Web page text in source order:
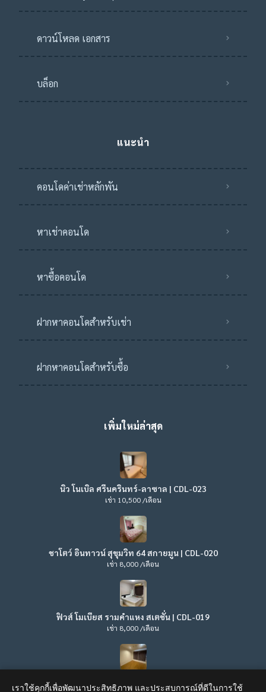
ดาวน์โหลด เอกสาร
บล็อก
แนะนำ
คอนโดค่าเช่าหลักพัน
หาเช่าคอนโด
หาซื้อคอนโด
ฝากหาคอนโดสำหรับเช่า
ฝากหาคอนโดสำหรับซื้อ
เพิ่มใหม่ล่าสุด
นิว โนเบิล ศรีนครินทร์-ลาซาล | CDL-023
เช่า 10,500 /เดือน
ชาโตว์ อินทาวน์ สุขุมวิท 64 สกายมูน | CDL-020
เช่า 8,000 /เดือน
ฟิวส์ โมเบียส รามคำแหง สเตชั่น | CDL-019
เช่า 8,000 /เดือน
ลุมพินี วิลล์ ลาดพร้าว – โชคชัย 4 | CDL-017
เราใช้คุกกี้เพื่อพัฒนาประสิทธิภาพ และประสบการณ์ที่ดีในการใช้